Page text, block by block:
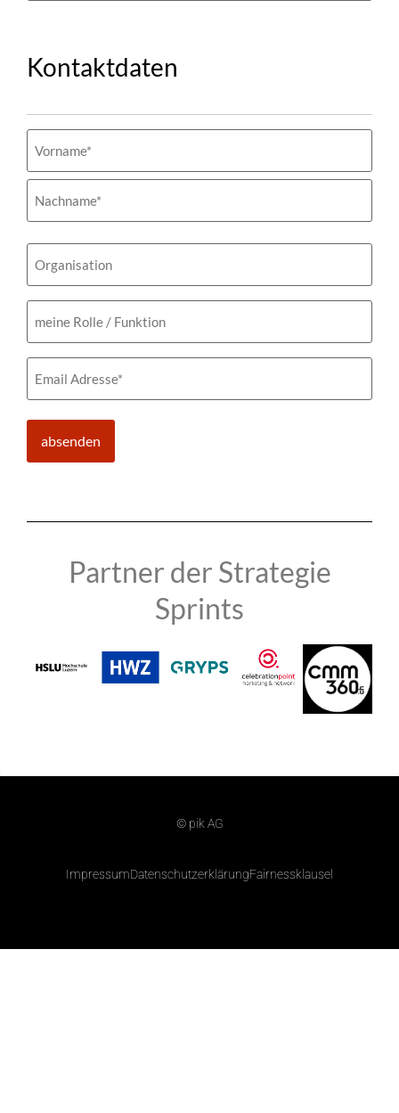
Kontaktdaten
Organisation
meine
Rolle
Funktion
Email
(erforderlich)
Partner der Strategie
Sprints
© pik AG
ImpressumDatenschutzerklärungFairnessklausel